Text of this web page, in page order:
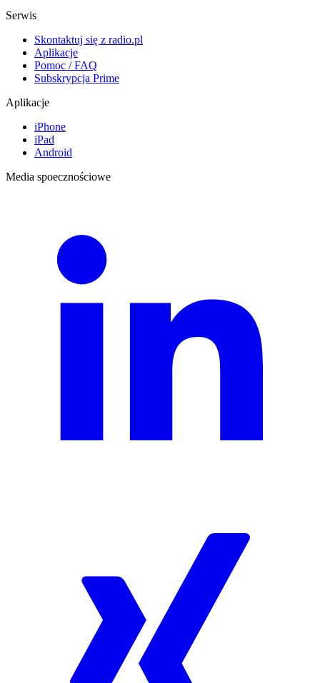
Serwis
Skontaktuj się z radio.pl
Aplikacje
Pomoc / FAQ
Subskrypcja Prime
Aplikacje
iPhone
iPad
Android
Media spoecznościowe